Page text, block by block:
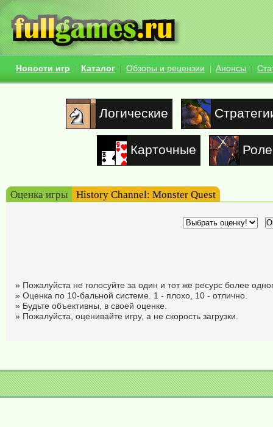
Новости игр Каталог Обзоры и рецензии Анонсы
Логические
Карточные
Оценка игры History Channel: Monster Quest
» Пожалуйста не голосуйте за один и тот же ресурс более
» Оценка по 10-бальной системе. 1 - плохо, 10 - отлично.
» Будьте объективны, в своей оценке.
» Пожалуйста, оценивайте игру, а не скорость загрузки.